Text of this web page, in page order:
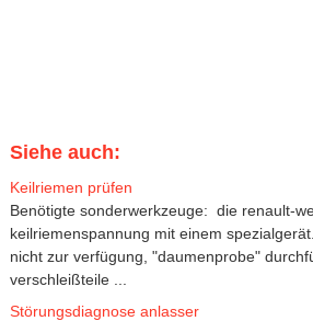
Siehe auch:
Keilriemen prüfen
Benötigte sonderwerkzeuge: die renault-
keilriemenspannung mit einem
nicht zur verfügung, "daumenprobe"
verschleißteile ...
Störungsdiagnose anlasser